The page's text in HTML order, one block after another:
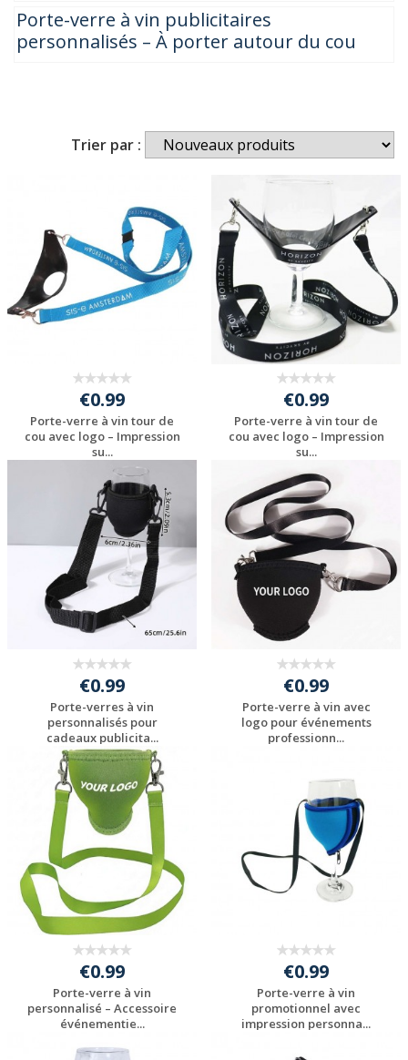
Porte-verre à vin publicitaires
personnalisés – À porter autour du cou
Trier par :
€0.99
Porte-verre à vin tour de
cou avec logo – Impression
su...
Personnaliser avec
votre logo
€0.99
Porte-verre à vin tour de
cou avec logo – Impression
su...
Personnaliser avec
votre logo
€0.99
Porte-verres à vin
personnalisés pour
cadeaux publicita...
Personnaliser avec
votre logo
€0.99
Porte-verre à vin avec
logo pour événements
professionn...
votre logo
€0.99
Porte-verre à vin
personnalisé – Accessoire
événementie...
Personnaliser avec
€0.99
Porte-verre à vin
promotionnel avec
impression personna...